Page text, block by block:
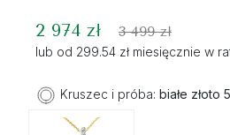
2 974 zł 3 499 zł
lub od 299.54 zł miesięcznie w
Kruszec i próba: białe złoto